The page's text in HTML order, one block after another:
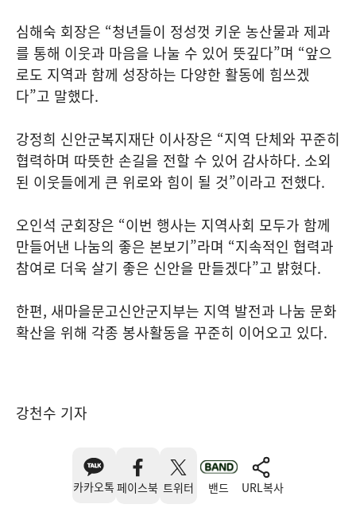
심해숙 회장은 “청년들이 정성껏 키운 농산물과 제과
를 통해 이웃과 마음을 나눌 수 있어 뜻깊다”며 “앞으
로도 지역과 함께 성장하는 다양한 활동에 힘쓰겠
다”고 말했다.
강정희 신안군복지재단 이사장은 “지역 단체와 꾸준히
협력하며 따뜻한 손길을 전할 수 있어 감사하다. 소외
된 이웃들에게 큰 위로와 힘이 될 것”이라고 전했다.
오인석 군회장은 “이번 행사는 지역사회 모두가 함께
만들어낸 나눔의 좋은 본보기”라며 “지속적인 협력과
참여로 더욱 살기 좋은 신안을 만들겠다”고 밝혔다.
한편, 새마을문고신안군지부는 지역 발전과 나눔 문화
확산을 위해 각종 봉사활동을 꾸준히 이어오고 있다.
강천수 기자
카카오톡 페이스북 트위터 밴드 URL복사